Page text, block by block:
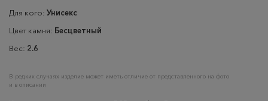
Для кого: Унисекс
Цвет камня: Бесцветный
Вес: 2.6
В редких случаях изделие может иметь отличие от представленного на фото
и в описании